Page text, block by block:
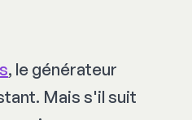
, le générateur
Mais s'il suit